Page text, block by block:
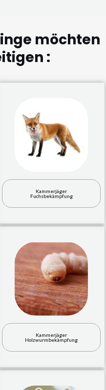
möchten
:
Kammerjäger
Fuchsbekämpfung
Kammerjäger
Holzwurmbekämpfung